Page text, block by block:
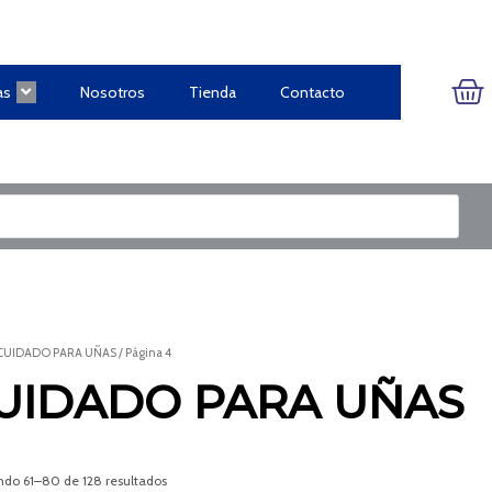
Nosotros Tienda Contacto
PARA UÑAS/ Página 4
PARA UÑAS
61–80 de 128 resultados